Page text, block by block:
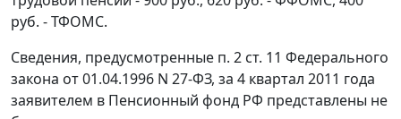
руб. - ТФОМС.
Сведения, предусмотренные п. 2 ст. 11 Федерального
закона от 01.04.1996 N 27-ФЗ, за 4 квартал 2011 года
заявителем в Пенсионный фонд РФ представлены не